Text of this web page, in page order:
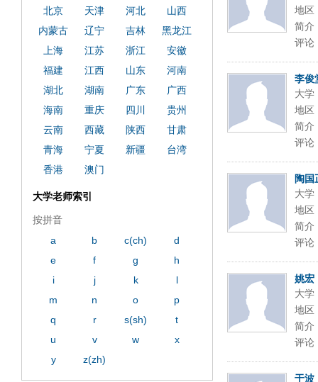
地区
简介
评论
李俊
大学
地区
简介
评论
陶国
大学
地区
简介
评论
姚宏
大学
地区
简介
评论
于波
北京
天津 河北
山西
内蒙古
辽宁 吉林
黑龙江
上海
江苏 浙江
安徽
福建
江西 山东
河南
湖北
湖南 广东
广西
海南
重庆 四川
贵州
云南
西藏 陕西
甘肃
青海
宁夏 新疆
台湾
香港
澳门
大学老师索引
按拼音
a
b c(ch)
d
e
f g
h
i
j k
l
m
n o
p
q
r s(sh)
t
u
v w
x
y
z(zh)